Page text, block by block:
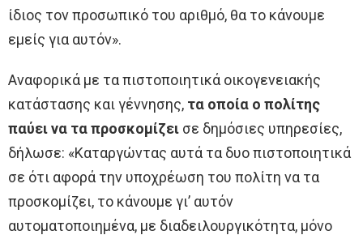
ίδιος τον προσωπικό του αριθμό, θα το κάνουμε
εμείς για αυτόν».
Αναφορικά με τα πιστοποιητικά οικογενειακής
κατάστασης και γέννησης, τα οποία ο πολίτης
παύει να τα προσκομίζει σε δημόσιες υπηρεσίες,
δήλωσε: «Καταργώντας αυτά τα δυο πιστοποιητικά
σε ότι αφορά την υποχρέωση του πολίτη να τα
προσκομίζει, το κάνουμε γι’ αυτόν
αυτοματοποιημένα, με διαδειλουργικότητα, μόνο